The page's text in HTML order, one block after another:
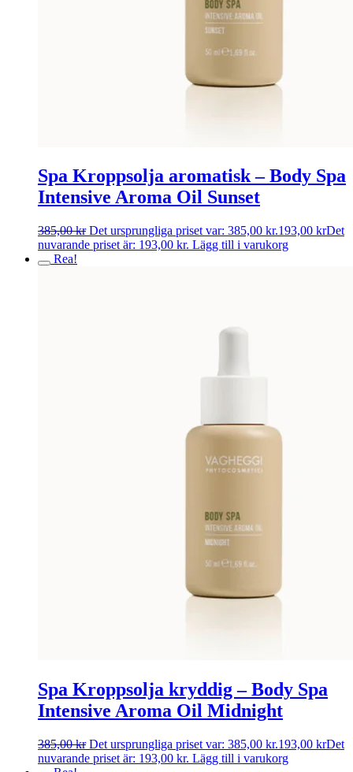
Spa Kroppsolja aromatisk – Body Spa
Intensive Aroma Oil Sunset
385,00kr Det ursprungliga priset var: 385,00 kr.193,00 krDet
nuvarande priset är: 193,00 kr. Lägg till i varukorg
Rea!
Spa Kroppsolja kryddig – Body Spa
Intensive Aroma Oil Midnight
385,00kr Det ursprungliga priset var: 385,00 kr.193,00 krDet
nuvarande priset är: 193,00 kr. Lägg till i varukorg